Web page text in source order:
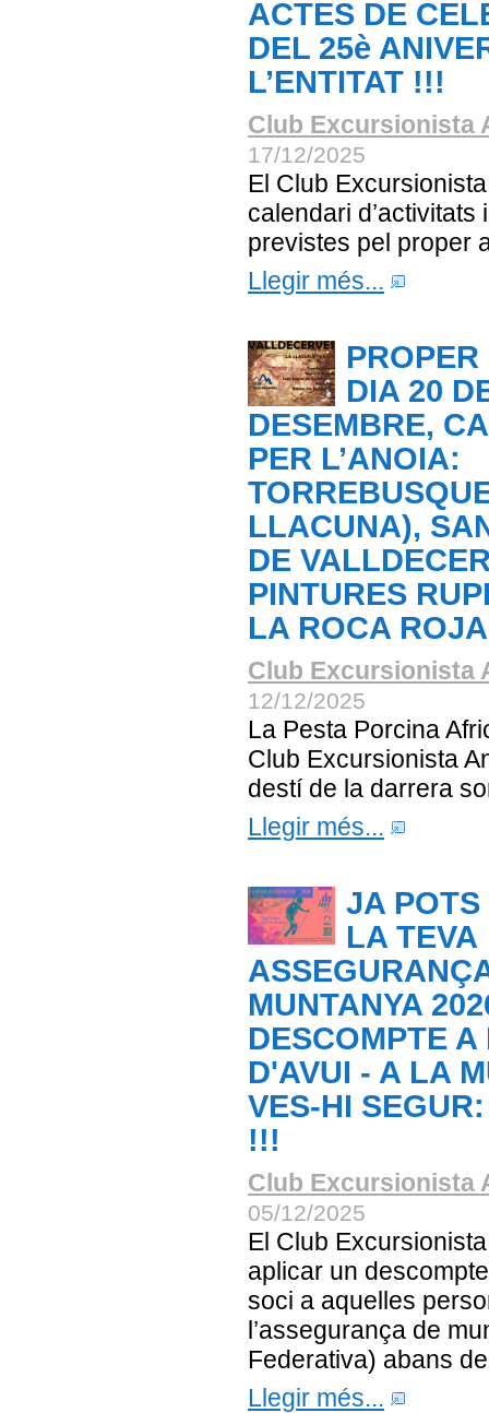
ACTES DE
DEL 25è
L’ENTITAT !!!
Club Excursionista
17/12/2025
El Club
calendari d’activitats
previstes pel proper
Llegir més...
DIA 20
DESEMBRE,
PER L’ANOIA:
LLACUNA),
DE
PINTURES
LA ROCA ROJA
Club Excursionista
12/12/2025
La Pesta Porcina
Club Excursionista
destí de la darrera
Llegir més...
JA
LA TEVA
MUNTANYA
DESCOMPTE A
D'AVUI - A LA
VES-HI SEGUR:
!!!
Club Excursionista
05/12/2025
El Club
aplicar un
soci a aquelles
l’assegurança de
Federativa) abans
Llegir més...